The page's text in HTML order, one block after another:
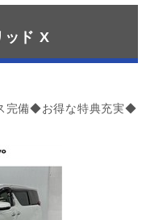
ッド X
完備◆お得な特典充実◆